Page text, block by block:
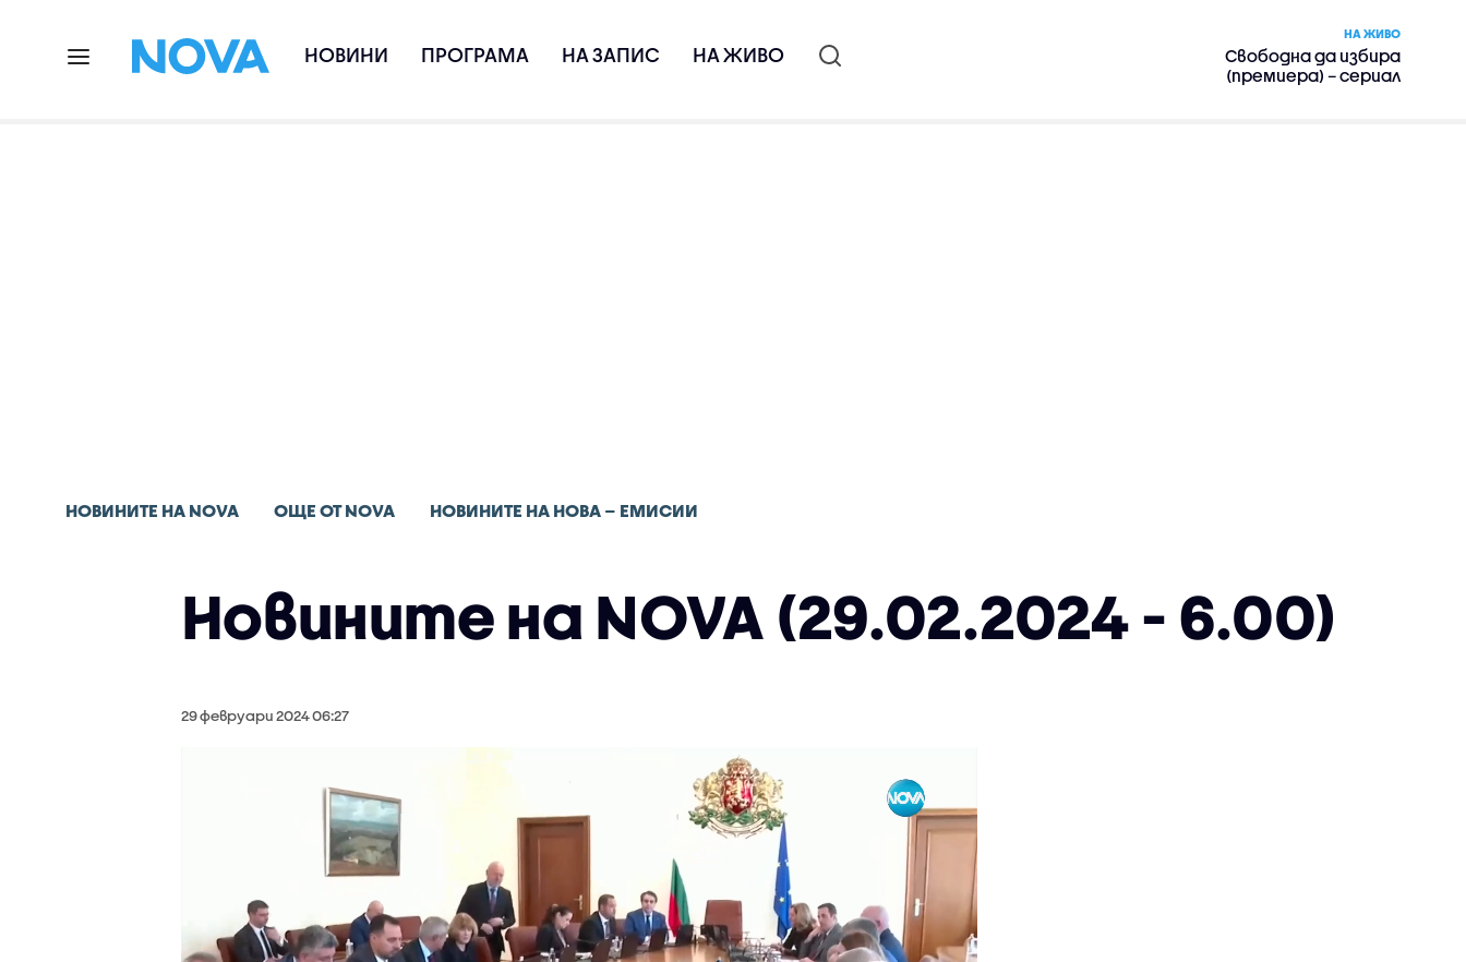
НОВИНИ ПРОГРАМА НА ЗАПИС НА ЖИВО
НА ЖИВО
Свободна да избира
(премиера) – сериал
НОВИНИТЕ НА NOVA ОЩЕ ОТ NOVA НОВИНИТЕ НА НОВА – ЕМИСИИ
Новините на NOVA (29.02.2024 - 6.00)
29 февруари 2024 06:27